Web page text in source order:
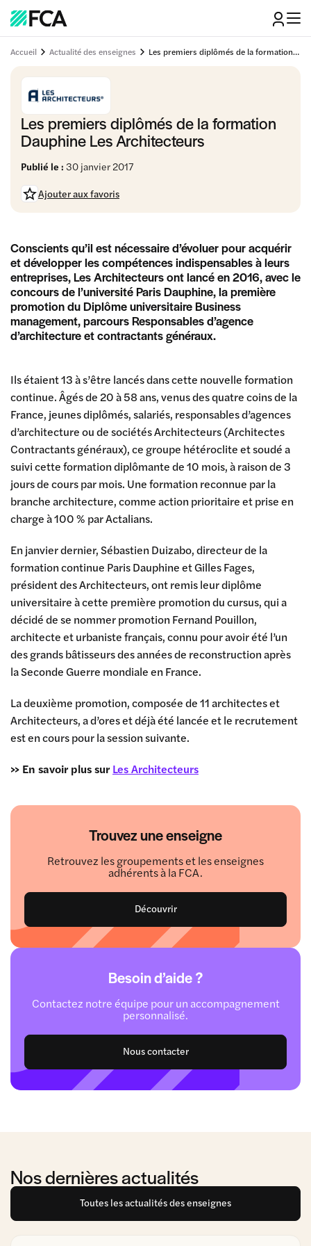
Accueil Actualité des enseignes Les premiers diplômés de la formation Dauphine Les Architecteurs
Les premiers diplômés de la formation
Dauphine Les Architecteurs
Publié le : 30 janvier 2017
Ajouter aux favoris
Trouvez une enseigne
Retrouvez les groupements et les enseignes
adhérents à la FCA.
Découvrir
Besoin d’aide ?
Contactez notre équipe pour un accompagnement
personnalisé.
Nous contacter
Conscients qu’il est nécessaire d’évoluer pour acquérir
et développer les compétences indispensables à leurs
entreprises, Les Architecteurs ont lancé en 2016, avec le
concours de l’université Paris Dauphine, la première
promotion du Diplôme universitaire Business
management, parcours Responsables d’agence
d’architecture et contractants généraux.
Ils étaient 13 à s’être lancés dans cette nouvelle formation
continue. Âgés de 20 à 58 ans, venus des quatre coins de la
France, jeunes diplômés, salariés, responsables d’agences
d’architecture ou de sociétés Architecteurs (Architectes
Contractants généraux), ce groupe hétéroclite et soudé a
suivi cette formation diplômante de 10 mois, à raison de 3
jours de cours par mois. Une formation reconnue par la
branche architecture, comme action prioritaire et prise en
charge à 100 % par Actalians.
En janvier dernier, Sébastien Duizabo, directeur de la
formation continue Paris Dauphine et Gilles Fages,
président des Architecteurs, ont remis leur diplôme
universitaire à cette première promotion du cursus, qui a
décidé de se nommer promotion Fernand Pouillon,
architecte et urbaniste français, connu pour avoir été l’un
des grands bâtisseurs des années de reconstruction après
la Seconde Guerre mondiale en France.
La deuxième promotion, composée de 11 architectes et
Architecteurs, a d’ores et déjà été lancée et le recrutement
est en cours pour la session suivante.
>> En savoir plus sur Les Architecteurs
Nos dernières actualités
Toutes les actualités des enseignes